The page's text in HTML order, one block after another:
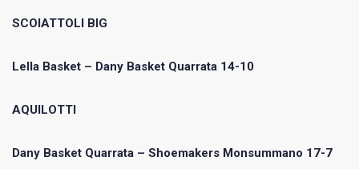
SCOIATTOLI BIG
Lella Basket – Dany Basket Quarrata 14-10
AQUILOTTI
Dany Basket Quarrata – Shoemakers Monsummano 17-7